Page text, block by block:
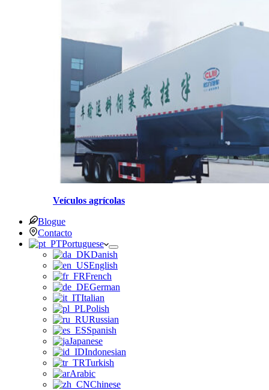
Veículos agrícolas
Blogue
Contacto
Portuguese
Danish
English
French
German
Italian
Polish
Russian
Spanish
Japanese
Indonesian
Turkish
Arabic
Chinese